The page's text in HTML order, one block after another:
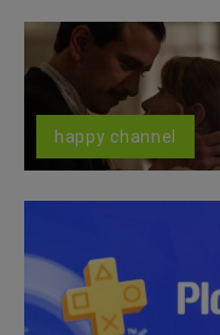
happy channel